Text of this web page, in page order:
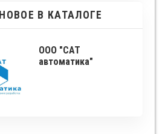
НОВОЕ В КАТАЛОГЕ
ООО "САТ
автоматика"